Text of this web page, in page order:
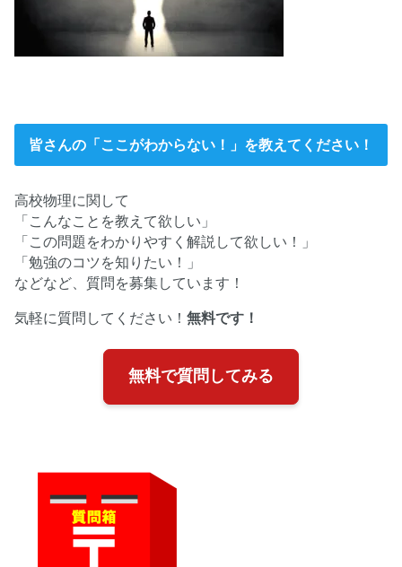
皆さんの「ここがわからない！」を教えてください！
高校物理に関して
「こんなことを教えて欲しい」
「この問題をわかりやすく解説して欲しい！」
「勉強のコツを知りたい！」
などなど、質問を募集しています！
気軽に質問してください！無料です！
無料で質問してみる